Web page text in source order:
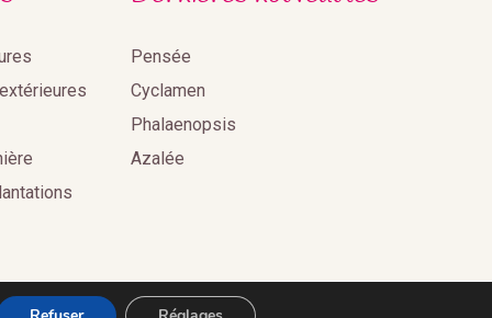
Pensée
Cyclamen
Phalaenopsis
Azalée